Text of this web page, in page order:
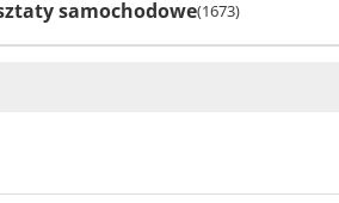
samochodowe(1673)